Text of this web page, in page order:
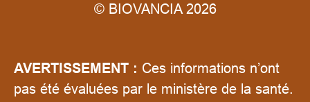
© BIOVANCIA 2026
AVERTISSEMENT : Ces informations n’ont
pas été évaluées par le ministère de la santé.